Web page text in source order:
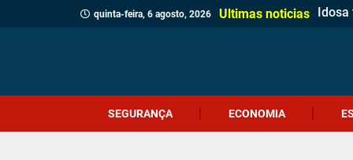
quinta-feira, 6 agosto, 2026 Ultimas noticias Idosa
PM
Coral
Içara
PRF
SEGURANÇA ECONOMIA